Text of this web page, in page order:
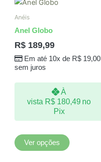
Anéis
Anel Globo
R$ 189,99
Em até 10x de R$19,00
sem juros
À
vista R$180,49 no
Pix
Ver opções
As
podem
escolhidas
do